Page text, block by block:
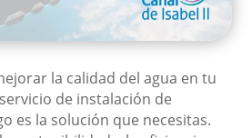
la calidad del agua en tu
de instalación de
es la solución que necesitas.